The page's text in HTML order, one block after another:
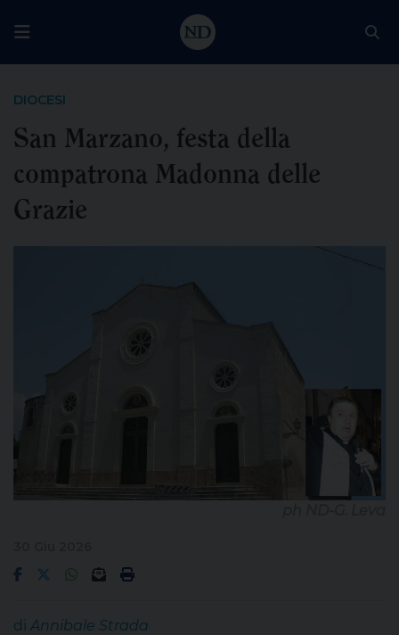
DIOCESI
San Marzano, festa della
compatrona Madonna delle
Grazie
di Annibale Strada